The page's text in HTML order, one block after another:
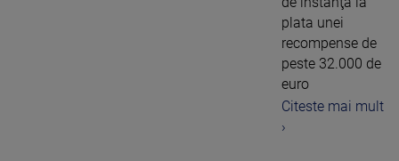
plata unei
recompense de
peste 32.000 de
euro
Citeste mai mult
›